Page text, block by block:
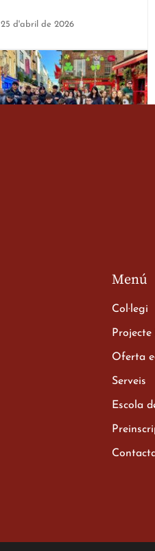
25 d'abril de 2026
Xerrada del Sr. Bisbe als
Menú
Col·legi
Oferta
Serveis
Escola